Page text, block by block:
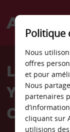
Welcome
Avis
York
Casino
Politique
Nous
offres
et pour
Nous
partenaires
cliquant sur
utilisions